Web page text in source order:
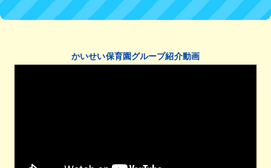
かいせい保育園グループ紹介動画